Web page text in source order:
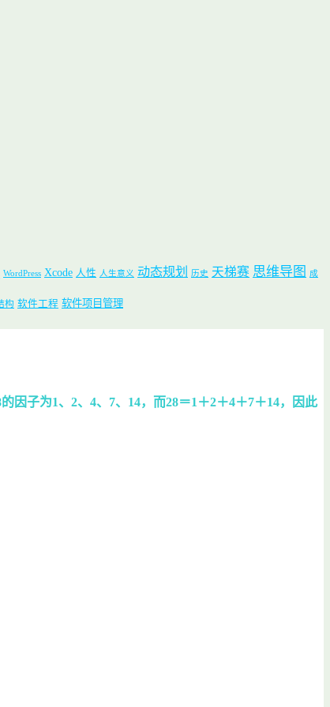
WordPress Xcode 人性 人生意义 动态规划 历史 天梯赛 思维导图 成
构 软件工程 软件项目管理
因子为1、2、4、7、14，而28＝1＋2＋4＋7＋14，因此